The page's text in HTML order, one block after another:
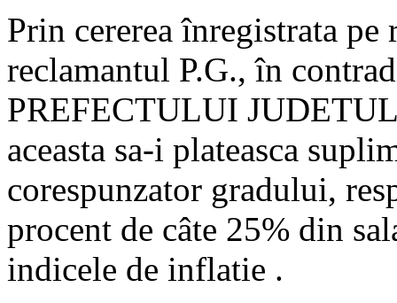
Prin cererea înregistrata
reclamantul P.G., în
PREFECTULUI
aceasta sa-i plateasca
corespunzator gradului,
procent de câte 25% din
indicele de inflatie .